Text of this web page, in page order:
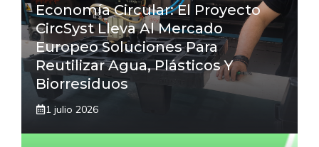
Economía Circular: El Proyecto
CircSyst Lleva Al Mercado
Europeo Soluciones Para
Reutilizar Agua, Plásticos Y
Biorresiduos
1 julio 2026